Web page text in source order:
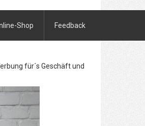
Shop Feedback
für´s Geschäft und